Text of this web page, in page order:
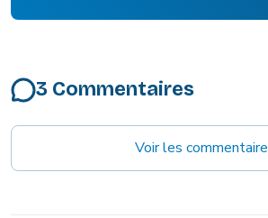
3 Commentaires
Voir les commentaire